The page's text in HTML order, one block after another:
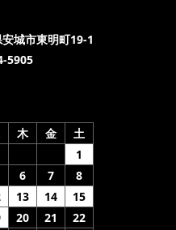
城市東明町19-1
5905
木 金
土
1
6 7
8
13 14
15
20 21
22